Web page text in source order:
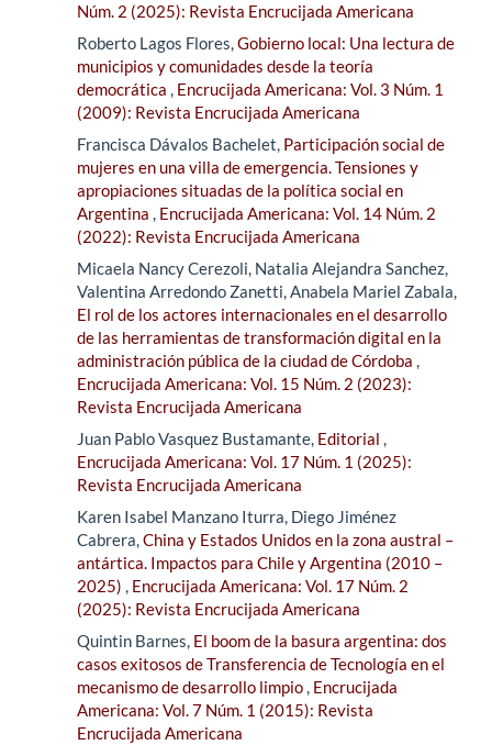
Núm. 2 (2025): Revista Encrucijada Americana
Roberto Lagos Flores,Gobierno local: Una lectura de
municipios y comunidades desde la teoría
democrática , Encrucijada Americana: Vol. 3 Núm. 1
(2009): Revista Encrucijada Americana
Francisca Dávalos Bachelet, Participación social de
mujeres en una villa de emergencia. Tensiones y
apropiaciones situadas de la política social en
Argentina , Encrucijada Americana: Vol. 14 Núm. 2
(2022): Revista Encrucijada Americana
Micaela Nancy Cerezoli, Natalia Alejandra Sanchez,
Valentina Arredondo Zanetti, Anabela Mariel Zabala,
El rol de los actores internacionales en el desarrollo
de las herramientas de transformación digital en la
administración pública de la ciudad de Córdoba ,
Encrucijada Americana: Vol. 15 Núm. 2 (2023):
Revista Encrucijada Americana
Juan Pablo Vasquez Bustamante, Editorial ,
Encrucijada Americana: Vol. 17 Núm. 1 (2025):
Revista Encrucijada Americana
Karen Isabel Manzano Iturra, Diego Jiménez
Cabrera,China y Estados Unidos en la zona austral –
antártica. Impactos para Chile y Argentina (2010 –
2025) , Encrucijada Americana: Vol. 17 Núm. 2
(2025): Revista Encrucijada Americana
Quintin Barnes, El boom de la basura argentina: dos
casos exitosos de Transferencia de Tecnología en el
mecanismo de desarrollo limpio, Encrucijada
Americana: Vol. 7 Núm. 1 (2015): Revista
Encrucijada Americana